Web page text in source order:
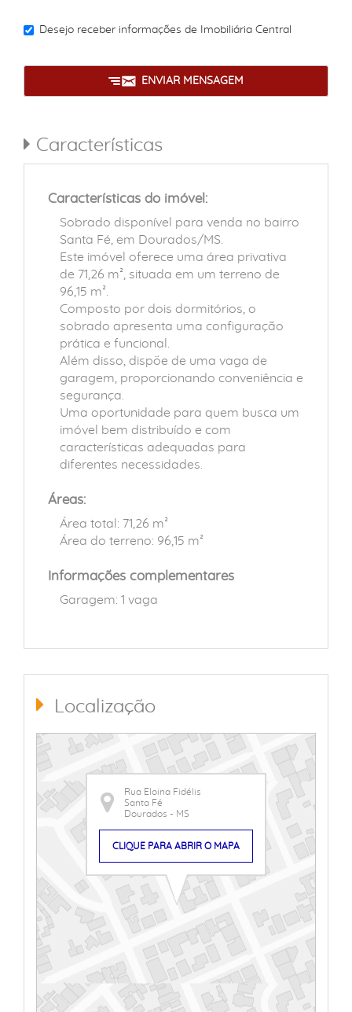
Desejo receber informações de Imobiliária Central
ENVIAR MENSAGEM
Características
Características do imóvel:
Sobrado disponível para venda no bairro
Santa Fé, em Dourados/MS.
Este imóvel oferece uma área privativa
de 71,26 m², situada em um terreno de
96,15 m².
Composto por dois dormitórios, o
sobrado apresenta uma configuração
prática e funcional.
Além disso, dispõe de uma vaga de
garagem, proporcionando conveniência e
segurança.
Uma oportunidade para quem busca um
imóvel bem distribuído e com
características adequadas para
diferentes necessidades.
Áreas:
Área total: 71,26 m²
Área do terreno: 96,15 m²
Informações complementares
Garagem: 1 vaga
Localização
Rua Eloina Fidélis
Santa Fé
Dourados - MS
CLIQUE PARA ABRIR O MAPA